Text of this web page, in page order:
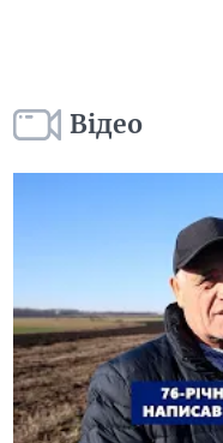
Відео